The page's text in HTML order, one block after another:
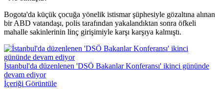
Bogota'da küçük çocuğa yönelik istismar şüphesiyle gözaltına alınan
bir ABD vatandaşı, polis tarafından yakalandıktan sonra öfkeli
mahalle sakinlerinin linç girişimiyle karşı karşıya kalmıştı.
İstanbul'da düzenlenen 'DSÖ Bakanlar Konferansı' ikinci gününde
devam ediyor
İçeriği Görüntüle